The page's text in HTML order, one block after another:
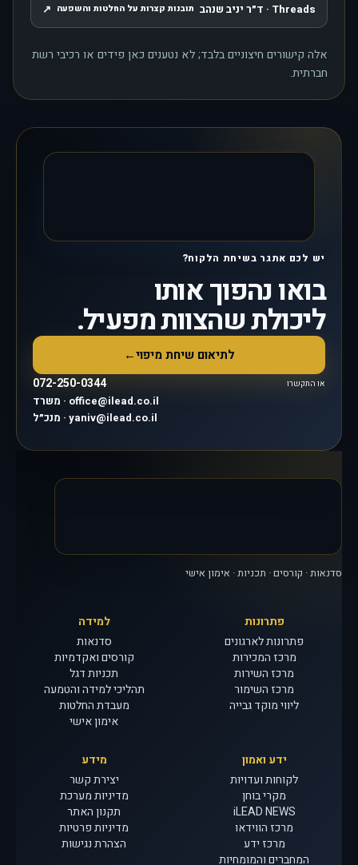
Threads · ד״ר יניב שנהב תובנות קצרות על החלטות והשפעה ↗ , נפתח בחלון חדש
אלה קישורים חיצוניים בלבד; לא נטענים כאן פידים או רכיבי רשת
חברתית.
יש לכם אתגר בשיחת הלקוח?
בואו נהפוך אותו
ליכולת שהצוות מפעיל.
לתיאום שיחת מיפוי←
או התקשרו 072-250-0344
משרד · office@ilead.co.il
מנכ״ל · yaniv@ilead.co.il
סדנאות · קורסים · תכניות · אימון אישי
פתרונות
פתרונות לארגונים
מרכז המכירות
מרכז השירות
מרכז השימור
ליווי מוקד גבייה
למידה
סדנאות
קורסים ואקדמיות
תכניות דגל
תהליכי למידה והטמעה
מעבדת החלטות
אימון אישי
ידע ואמון
לקוחות ועדויות
מקרי בוחן
iLEAD NEWS
מרכז הווידאו
מרכז ידע
המחברים והמומחיות
מידע
יצירת קשר
מדיניות מערכת
תקנון האתר
מדיניות פרטיות
הצהרת נגישות